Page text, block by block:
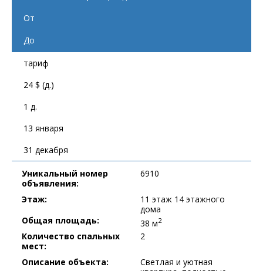
От
До
тариф
24 $ (д.)
1 д.
13 января
31 декабря
Уникальный номер
объявления:
6910
Этаж:
11 этаж 14 этажного
дома
Общая площадь:
38 м2
Количество спальных
мест:
2
Описание объекта:
Светлая и уютная